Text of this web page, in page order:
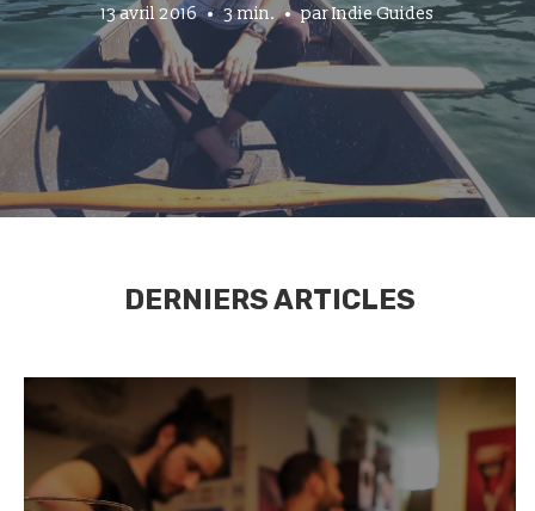
13 avril 2016 3 min. parIndie Guides
DERNIERS ARTICLES